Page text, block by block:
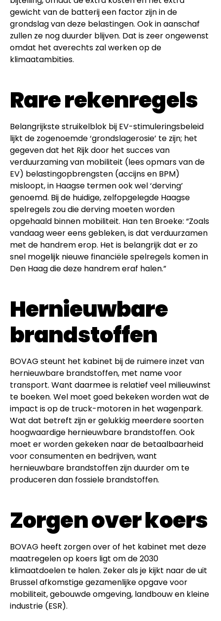
gewicht van de batterij een factor zijn in de
grondslag van deze belastingen. Ook in aanschaf
zullen ze nog duurder blijven. Dat is zeer ongewenst
omdat het averechts zal werken op de
klimaatambities.
Rare rekenregels
Belangrijkste struikelblok bij EV-stimuleringsbeleid
lijkt de zogenoemde ‘grondslagerosie’ te zijn; het
gegeven dat het Rijk door het succes van
verduurzaming van mobiliteit (lees opmars van de
EV) belastingopbrengsten (accijns en BPM)
misloopt, in Haagse termen ook wel ‘derving’
genoemd. Bij de huidige, zelfopgelegde Haagse
spelregels zou die derving moeten worden
opgehaald binnen mobiliteit. Han ten Broeke: “Zoals
vandaag weer eens gebleken, is dat verduurzamen
met de handrem erop. Het is belangrijk dat er zo
snel mogelijk nieuwe financiële spelregels komen in
Den Haag die deze handrem eraf halen.”
Hernieuwbare
brandstoffen
BOVAG steunt het kabinet bij de ruimere inzet van
hernieuwbare brandstoffen, met name voor
transport. Want daarmee is relatief veel milieuwinst
te boeken. Wel moet goed bekeken worden wat de
impact is op de truck-motoren in het wagenpark.
Wat dat betreft zijn er gelukkig meerdere soorten
hoogwaardige hernieuwbare brandstoffen. Ook
moet er worden gekeken naar de betaalbaarheid
voor consumenten en bedrijven, want
hernieuwbare brandstoffen zijn duurder om te
produceren dan fossiele brandstoffen.
Zorgen over koers
BOVAG heeft zorgen over of het kabinet met deze
maatregelen op koers ligt om de 2030
klimaatdoelen te halen. Zeker als je kijkt naar de uit
Brussel afkomstige gezamenlijke opgave voor
mobiliteit, gebouwde omgeving, landbouw en kleine
industrie (ESR).